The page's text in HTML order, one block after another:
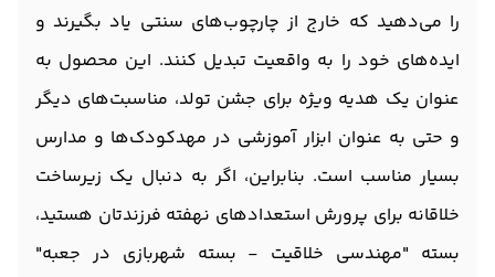
را می‌دهید که خارج از چارچوب‌های سنتی یاد بگیرند و
ایده‌های خود را به واقعیت تبدیل کنند. این محصول به
عنوان یک هدیه ویژه برای جشن تولد، مناسبت‌های دیگر
و حتی به عنوان ابزار آموزشی در مهدکودک‌ها و مدارس
بسیار مناسب است. بنابراین، اگر به دنبال یک زیرساخت
خلاقانه برای پرورش استعدادهای نهفته فرزندتان هستید،
بسته "مهندسی خلاقیت - بسته شهربازی در جعبه"